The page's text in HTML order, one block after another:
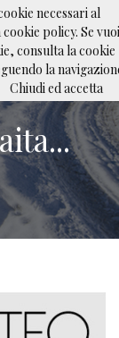
necessari al
policy. Se vuoi
consulta la cookie
la
Chiudi ed accetta